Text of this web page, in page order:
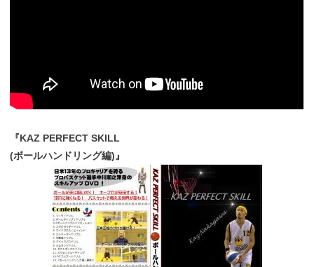
『KAZ PERFECT SKILL
(ボールハンドリング編)』